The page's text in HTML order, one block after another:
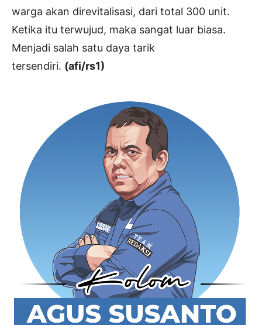
warga akan direvitalisasi, dari total 300 unit.
Ketika itu terwujud, maka sangat luar biasa.
Menjadi salah satu daya tarik
tersendiri. (afi/rs1)